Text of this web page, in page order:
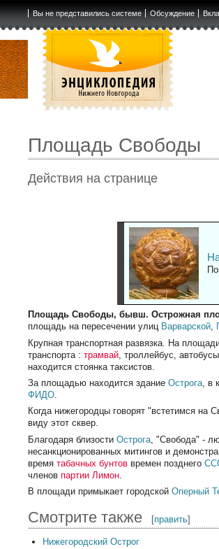
Вы не представились системе Обсуждение
Площадь Свободы
Действия на странице
Площадь Свободы, бывш. Острожная
площадь на пересечении улиц Варварской,
Крупная транспортная развязка. На
транспорта :трамвай , троллейбус,
находится стоянка таксистов.
За площадью находится зданиеОстрога, в
ФИДО.
Когда нижегородцы говорят "встетимся
виду этот сквер.
Благодаря близостиОстрога , "Свобода" -
несанкционированных митингов и
времятабачных бунтов времен позднего
членовпартии Лимон
В площади примыкает городскойОперный
Смотрите также [править]
Нижегородский Острог